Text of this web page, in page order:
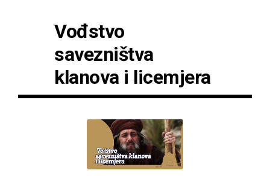
Vođstvo
savezništva
klanova i licemjera